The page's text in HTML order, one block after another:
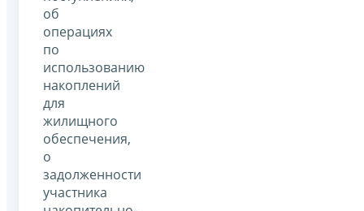
об
операциях
по
использованию
накоплений
для
жилищного
обеспечения,
о
задолженности
участника